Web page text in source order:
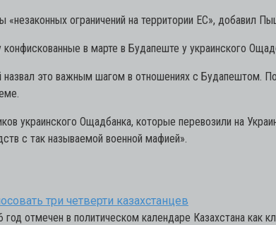
ограничений на территории ЕС», добавил
конфискованные в марте в Будапеште у украинского
назвал это важным шагом в отношениях с Будапештом.
украинского Ощадбанка, которые перевозили на
с так называемой военной мафией».
три четверти казахстанцев
отмечен в политическом календаре Казахстана как